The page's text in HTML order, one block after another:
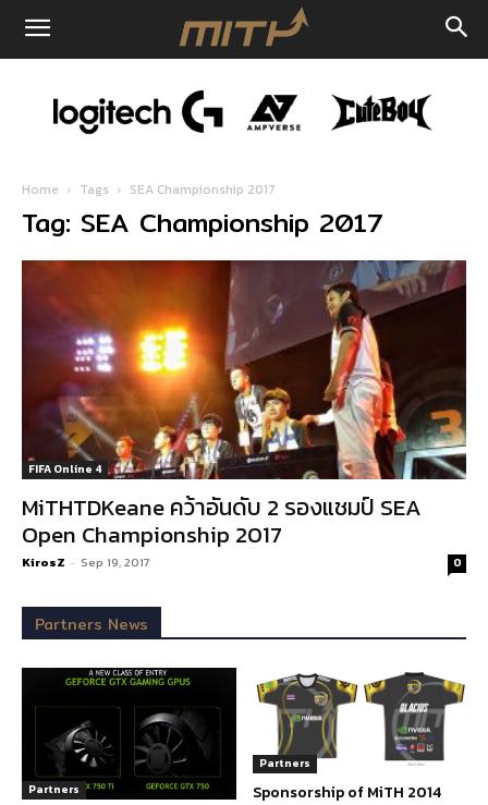
Home Tags SEA Championship 2017
Tag: SEA Championship 2017
FIFA Online 4
MiTHTDKeane คว้าอันดับ 2 รองแชมป์ SEA
Open Championship 2017
KirosZ - Sep 19, 2017 0
Partners News
Partners
Partners
Sponsorship of MiTH 2014